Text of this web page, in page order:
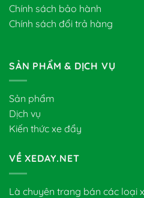
Chính sách bảo hành
Chính sách đổi trả hàng
SẢN PHẨM & DỊCH VỤ
Sản phẩm
Dịch vụ
Kiến thức xe đẩy
VỀ XEDAY.NET
Là chuyên trang bán các loại